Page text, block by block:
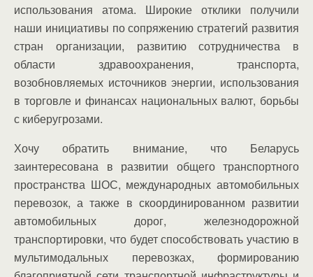
использования атома. Широкие отклики получили
наши инициативы по сопряжению стратегий развития
стран организации, развитию сотрудничества в
области здравоохранения, транспорта,
возобновляемых источников энергии, использования
в торговле и финансах национальных валют, борьбы
с киберугрозами.
Хочу обратить внимание, что Беларусь
заинтересована в развитии общего транспортного
пространства ШОС, международных автомобильных
перевозок, а также в скоординированном развитии
автомобильных дорог, железнодорожной
транспортировки, что будет способствовать участию в
мультимодальных перевозках, формированию